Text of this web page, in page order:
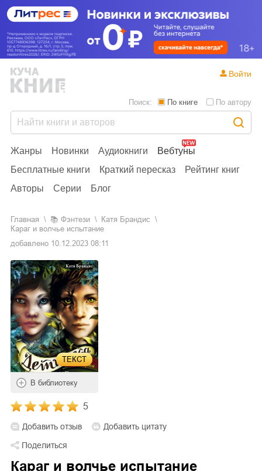
Жанры Новинки Аудиокниги
Вебтуны
Бесплатные книги
Краткий пересказ
Рейтинг книг
Авторы
Серии Блог
Поиск: По книге По автору
Войти
Главная 📚 фэнтези
Катя Брандис
Караг и волчье испытание
добавлено 10.12.2023 08:11
ТЕКСТ
В библиотеку
5
Добавить отзыв
Добавить цитату
Поделиться
Караг и волчье испытание